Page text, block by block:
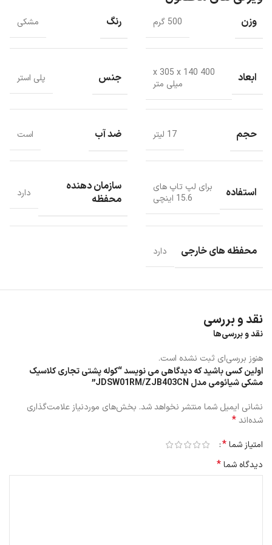
کوله پشتی مشکی
این کوله از جنس پلی استر ساخته شده است و ضد آب می باشد برای همین
می توانید در باران بدون نگرانی از این کوله استفاده نمایید.
وزن 500 گرم رنگ مشکی
ابعاد
400 x 305 x 140
میلی متر
جنس پلی استر
حجم 17 لیتر ضد آب است
استفاده
برای لپ تاپ های
15.6 اینچی
سازمان دهنده
محفظه
دارد
محفظه های خارجی دارد
نقد و بررسی
نقد و بررسی‌ها
هنوز بررسی‌ای ثبت نشده است.
اولین کسی باشید که دیدگاهی می نویسد “کوله پشتی تجاری کلاسیک
مشکی شیائومی مدل JDSW01RM/ZJB403CN”
نشانی ایمیل شما منتشر نخواهد شد. بخش‌های موردنیاز علامت‌گذاری
شده‌اند*
امتیاز شما*
دیدگاه شما*